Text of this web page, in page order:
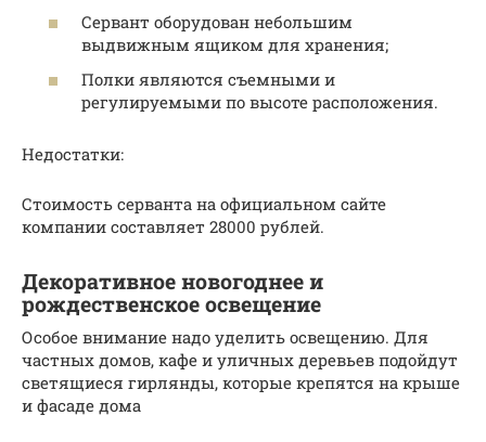
Сервант оборудован небольшим
выдвижным ящиком для хранения;
Полки являются съемными и
регулируемыми по высоте расположения.
Недостатки:
Стоимость серванта на официальном сайте
компании составляет 28000 рублей.
Декоративное новогоднее и
рождественское освещение
Особое внимание надо уделить освещению. Для
частных домов, кафе и уличных деревьев подойдут
светящиеся гирлянды, которые крепятся на крыше
и фасаде дома